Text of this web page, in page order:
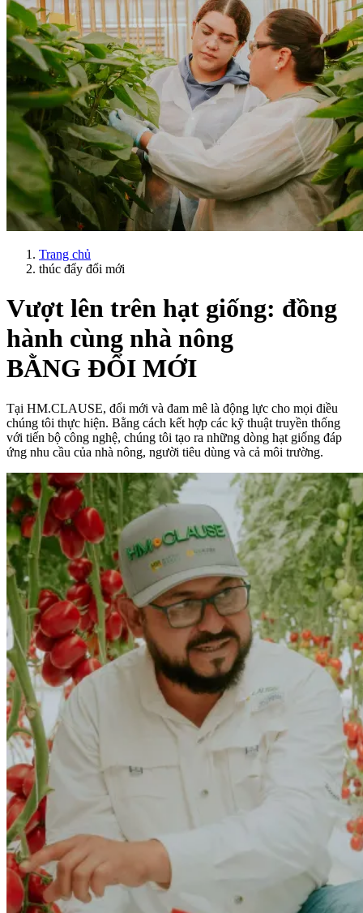
Trang chủ
thúc đẩy đổi mới
Vượt lên trên hạt giống: đồng
hành cùng nhà nông
BẰNG ĐỔI MỚI
Tại HM.CLAUSE, đổi mới và đam mê là động lực cho mọi điều
chúng tôi thực hiện. Bằng cách kết hợp các kỹ thuật truyền thống
với tiến bộ công nghệ, chúng tôi tạo ra những dòng hạt giống đáp
ứng nhu cầu của nhà nông, người tiêu dùng và cả môi trường.